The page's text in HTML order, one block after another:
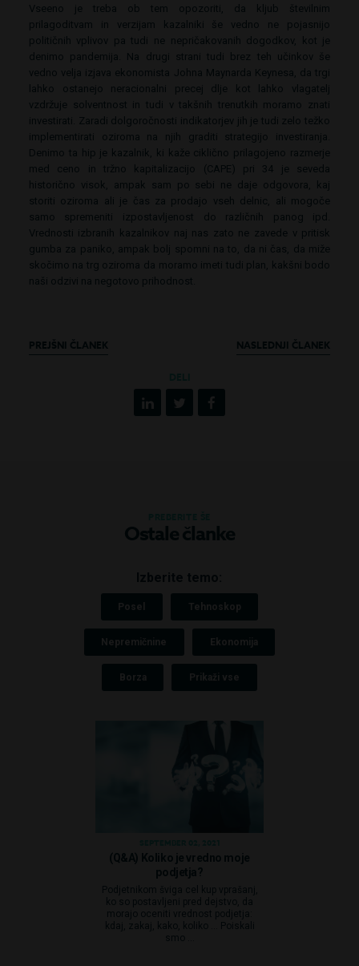
Vseeno je treba ob tem opozoriti, da kljub številnim
prilagoditvam in verzijam kazalniki še vedno ne pojasnijo
političnih vplivov pa tudi ne nepričakovanih dogodkov, kot je
denimo pandemija. Na drugi strani tudi brez teh učinkov še
vedno velja izjava ekonomista Johna Maynarda Keynesa, da trgi
lahko ostanejo neracionalni precej dlje kot lahko vlagatelj
vzdržuje solventnost in tudi v takšnih trenutkih moramo znati
investirati. Zaradi dolgoročnosti indikatorjev jih je tudi zelo težko
implementirati oziroma na njih graditi strategijo investiranja.
Denimo ta hip je kazalnik, ki kaže ciklično prilagojeno razmerje
med ceno in tržno kapitalizacijo (CAPE) pri 34 je seveda
historično visok, ampak sam po sebi ne daje odgovora, kaj
storiti oziroma ali je čas za prodajo vseh delnic, ali mogoče
samo spremeniti izpostavljenost do različnih panog ipd.
Vrednosti izbranih kazalnikov naj nas zato ne zavede v pritisk
gumba za paniko, ampak bolj spomni na to, da ni čas, da miže
skočimo na trg oziroma da moramo imeti tudi plan, kakšni bodo
naši odzivi na negotovo prihodnost.
PREJŠNI ČLANEK NASLEDNJI ČLANEK
Ostale članke
Posel Tehnoskop
Nepremičnine Ekonomija
Borza Prikaži vse
(Q&A) Koliko je vredno moje
podjetja?
Podjetnikom šviga cel kup vprašanj,
ko so postavljeni pred dejstvo, da
morajo oceniti vrednost podjetja:
kdaj, zakaj, kako, koliko … Poiskali
smo ...